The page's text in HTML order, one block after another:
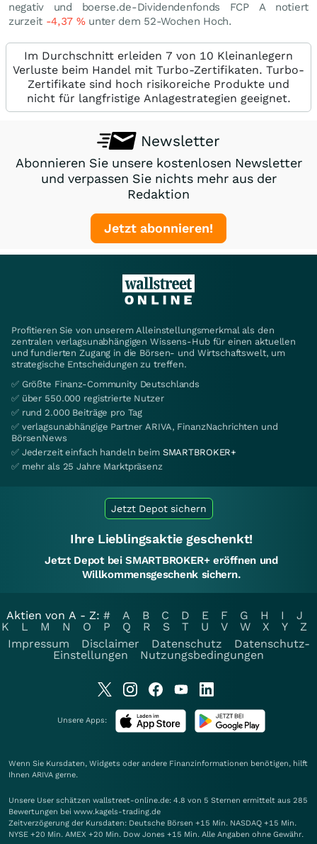
negativ und boerse.de-Dividendenfonds FCP A notiert
zurzeit -4,37 %unter dem 52-Wochen Hoch.
Im Durchschnitt erleiden 7 von 10 Kleinanlegern
Verluste beim Handel mit Turbo-Zertifikaten. Turbo-
Zertifikate sind hoch risikoreiche Produkte und
nicht für langfristige Anlagestrategien geeignet.
Newsletter
Abonnieren Sie unsere kostenlosen Newsletter
und verpassen Sie nichts mehr aus der
Redaktion
Jetzt abonnieren!
Profitieren Sie von unserem Alleinstellungsmerkmal als den
zentralen verlagsunabhängigen Wissens-Hub für einen aktuellen
und fundierten Zugang in die Börsen- und Wirtschaftswelt, um
strategische Entscheidungen zu treffen.
✅ Größte Finanz-Community Deutschlands
✅ über 550.000 registrierte Nutzer
✅ rund 2.000 Beiträge pro Tag
✅ verlagsunabhängige Partner ARIVA, FinanzNachrichten und
BörsenNews
✅ Jederzeit einfach handeln beim SMARTBROKER+
✅ mehr als 25 Jahre Marktpräsenz
Jetzt Depot sichern
Ihre Lieblingsaktie geschenkt!
Jetzt Depot bei SMARTBROKER+ eröffnen und
Willkommensgeschenk sichern.
Aktien von A - Z: # A B C D E F G H I
J
K
L M N O P Q R S T U V W X Y
Z
Impressum
Disclaimer Datenschutz
Datenschutz-
Einstellungen
Nutzungsbedingungen
Unsere Apps:
Wenn Sie Kursdaten, Widgets oder andere Finanzinformationen benötigen, hilft
Ihnen ARIVA gerne.
Unsere User schätzen wallstreet-online.de: 4.8 von 5 Sternen ermittelt aus 285
Bewertungen bei www.kagels-trading.de
Zeitverzögerung der Kursdaten: Deutsche Börsen +15 Min. NASDAQ +15 Min.
NYSE +20 Min. AMEX +20 Min. Dow Jones +15 Min. Alle Angaben ohne Gewähr.